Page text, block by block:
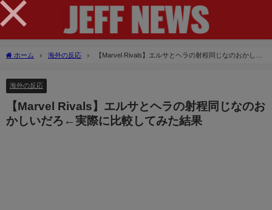
ホーム 海外の反応
【Marvel Rivals】エルサとヘラの射程同じなのおかしい
海外の反応
【Marvel Rivals】エルサとヘラの射程同じなのお
かしいだろ←実際に比較してみた結果
×